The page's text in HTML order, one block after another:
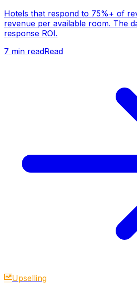
Hotels that respond to 75%+ of
revenue per available room. The
response ROI.
7 min readRead
Upselling